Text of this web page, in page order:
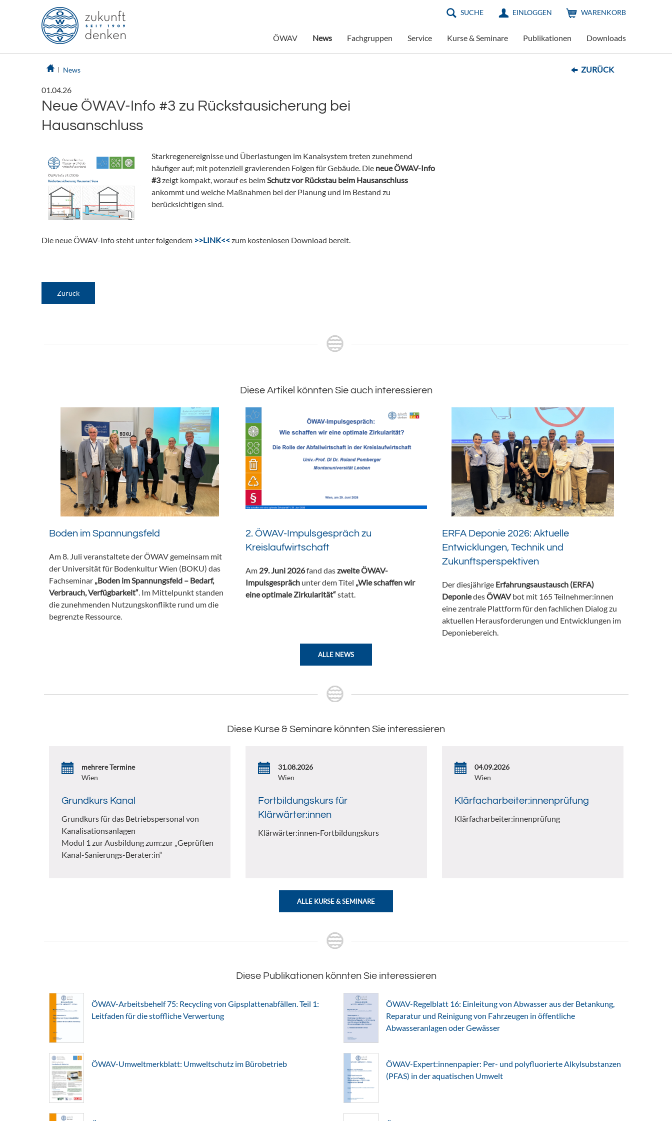
SUCHE EINLOGGEN WARENKORB
ÖWAV News Fachgruppen Service Kurse & Seminare Publikationen Downloads
News ZURÜCK
01.04.26
Neue ÖWAV-Info #3 zu Rückstausicherung bei
Hausanschluss
Starkregenereignisse und Überlastungen im Kanalsystem treten zunehmend
häufiger auf; mit potenziell gravierenden Folgen für Gebäude. Die neue ÖWAV-Info
#3zeigt kompakt, worauf es beimSchutz vor Rückstau beim Hausanschluss
ankommt und welche Maßnahmen bei der Planung und im Bestand zu
berücksichtigen sind.
Die neue ÖWAV-Info steht unter folgendem >>LINK<< zum kostenlosen Download bereit.
Zurück
Diese Artikel könnten Sie auch interessieren
Boden im Spannungsfeld
Am 8. Juli veranstaltete der ÖWAV gemeinsam mit
der Universität für Bodenkultur Wien (BOKU) das
Fachseminar „Boden im Spannungsfeld – Bedarf,
Verbrauch, Verfügbarkeit“. Im Mittelpunkt standen
die zunehmenden Nutzungskonflikte rund um die
begrenzte Ressource.
2. ÖWAV-Impulsgespräch zu
Kreislaufwirtschaft
Am 29. Juni 2026fand daszweite ÖWAV-
Impulsgesprächunter dem Titel „Wie schaffen wir
eine optimale Zirkularität“statt.
ERFA Deponie 2026: Aktuelle
Entwicklungen, Technik und
Zukunftsperspektiven
Der diesjährige Erfahrungsaustausch (ERFA)
DeponiedesÖWAVbot mit 165 Teilnehmer:innen
eine zentrale Plattform für den fachlichen Dialog zu
aktuellen Herausforderungen und Entwicklungen im
Deponiebereich.
ALLE NEWS
Diese Kurse & Seminare könnten Sie interessieren
mehrere Termine
Wien
Grundkurs Kanal
Grundkurs für das Betriebspersonal von
Kanalisationsanlagen
Modul 1 zur Ausbildung zum:zur „Geprüften
Kanal-Sanierungs-Berater:in“
31.08.2026
Wien
Fortbildungskurs für
Klärwärter:innen
Klärwärter:innen-Fortbildungskurs
04.09.2026
Wien
Klärfacharbeiter:innenprüfung
Klärfacharbeiter:innenprüfung
ALLE KURSE & SEMINARE
Diese Publikationen könnten Sie interessieren
ÖWAV-Arbeitsbehelf 75: Recycling von Gipsplattenabfällen. Teil 1:
Leitfaden für die stoffliche Verwertung
ÖWAV-Regelblatt 16: Einleitung von Abwasser aus der Betankung,
Reparatur und Reinigung von Fahrzeugen in öffentliche
Abwasseranlagen oder Gewässer
ÖWAV-Umweltmerkblatt: Umweltschutz im Bürobetrieb
ÖWAV-Expert:innenpapier: Per- und polyfluorierte Alkylsubstanzen
(PFAS) in der aquatischen Umwelt